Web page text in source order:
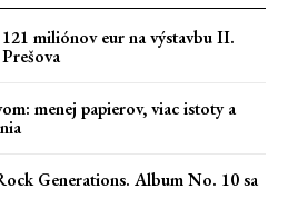
miliónov eur na výstavbu II.
menej papierov, viac istoty a
Generations. Album No. 10 sa